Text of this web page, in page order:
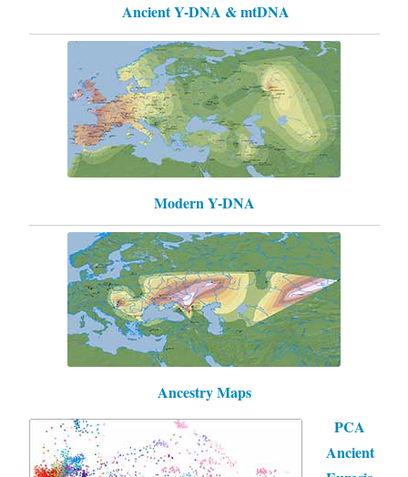
Ancient Y-DNA & mtDNA
Modern Y-DNA
Ancestry Maps
PCA
Ancient